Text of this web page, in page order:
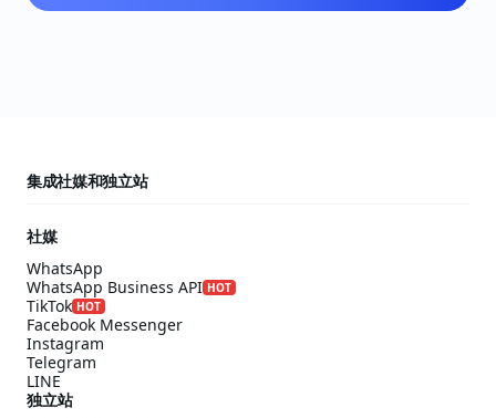
集成社媒和独立站
社媒
WhatsApp
WhatsApp Business API HOT
TikTok HOT
Facebook Messenger
Instagram
Telegram
LINE
独立站